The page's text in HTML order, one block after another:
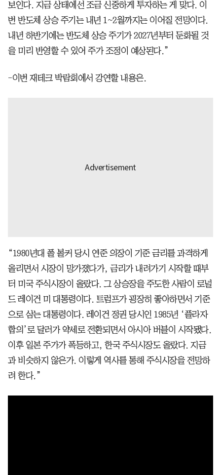
보인다. 지금 상태에선 조금 신중하게 투자하는 게 맞다. 이
번 반도체 상승 주기는 내년 1~2월까지는 이어질 전망이다.
내년 하반기에는 반도체 상승 주기가 2027년부터 둔화될 것
을 미리 반영할 수 있어 주가 조정이 예상된다.”
-이번 재테크 박람회에서 강연할 내용은.
“1980년대 폴 볼커 당시 연준 의장이 기준 금리를 과격하게
올리면서 시장이 망가졌다가, 금리가 내려가기 시작할 때부
터 미국 주식시장이 올랐다. 그 상승장을 주도한 사람이 로널
드 레이건 미 대통령이다. 트럼프가 굉장히 좋아하면서 기준
으로 삼는 대통령이다. 레이건 정권 당시인 1985년 ‘플라자
합의’로 달러가 약세로 전환되면서 아시아 버블이 시작됐다.
이후 일본 주가가 폭등하고, 한국 주식시장도 올랐다. 지금
과 비슷하지 않은가. 이렇게 역사를 통해 주식시장을 전망하
려 한다.”